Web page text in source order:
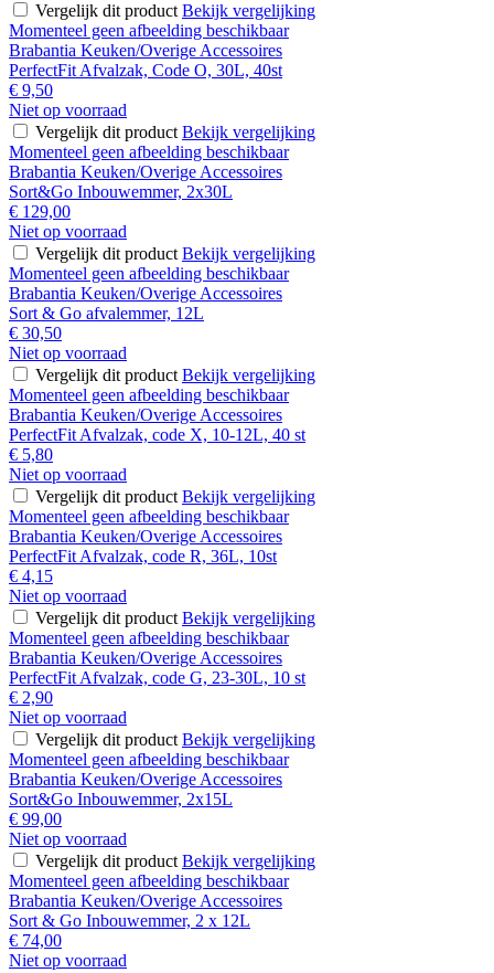
Vergelijk dit product Bekijk vergelijking
Momenteel geen afbeelding beschikbaar
Brabantia Keuken/Overige Accessoires
PerfectFit Afvalzak, Code O, 30L, 40st
€ 9,50
Niet op voorraad
Vergelijk dit product Bekijk vergelijking
Momenteel geen afbeelding beschikbaar
Brabantia Keuken/Overige Accessoires
Sort&Go Inbouwemmer, 2x30L
€ 129,00
Niet op voorraad
Vergelijk dit product Bekijk vergelijking
Momenteel geen afbeelding beschikbaar
Brabantia Keuken/Overige Accessoires
Sort & Go afvalemmer, 12L
€ 30,50
Niet op voorraad
Vergelijk dit product Bekijk vergelijking
Momenteel geen afbeelding beschikbaar
Brabantia Keuken/Overige Accessoires
PerfectFit Afvalzak, code X, 10-12L, 40 st
€ 5,80
Niet op voorraad
Vergelijk dit product Bekijk vergelijking
Momenteel geen afbeelding beschikbaar
Brabantia Keuken/Overige Accessoires
PerfectFit Afvalzak, code R, 36L, 10st
€ 4,15
Niet op voorraad
Vergelijk dit product Bekijk vergelijking
Momenteel geen afbeelding beschikbaar
Brabantia Keuken/Overige Accessoires
PerfectFit Afvalzak, code G, 23-30L, 10 st
€ 2,90
Niet op voorraad
Vergelijk dit product Bekijk vergelijking
Momenteel geen afbeelding beschikbaar
Brabantia Keuken/Overige Accessoires
Sort&Go Inbouwemmer, 2x15L
€ 99,00
Niet op voorraad
Vergelijk dit product Bekijk vergelijking
Momenteel geen afbeelding beschikbaar
Brabantia Keuken/Overige Accessoires
Sort & Go Inbouwemmer, 2 x 12L
€ 74,00
Niet op voorraad